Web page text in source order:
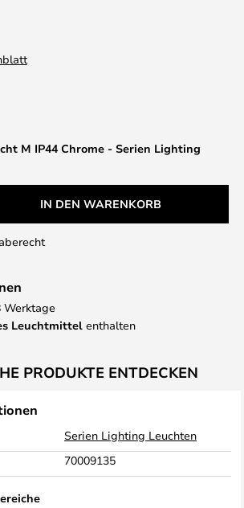
M IP44 Chrome - Serien Lighting
IN DEN WARENKORB
Werktage
Leuchtmittel enthalten
PRODUKTE ENTDECKEN
Serien Lighting Leuchten
70009135